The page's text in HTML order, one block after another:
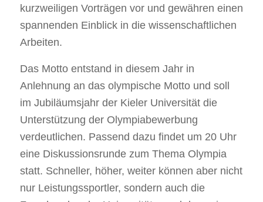
kurzweiligen Vorträgen vor und gewähren einen
spannenden Einblick in die wissenschaftlichen
Arbeiten.
Das Motto entstand in diesem Jahr in
Anlehnung an das olympische Motto und soll
im Jubiläumsjahr der Kieler Universität die
Unterstützung der Olympiabewerbung
verdeutlichen. Passend dazu findet um 20 Uhr
eine Diskussionsrunde zum Thema Olympia
statt. Schneller, höher, weiter können aber nicht
nur Leistungssportler, sondern auch die